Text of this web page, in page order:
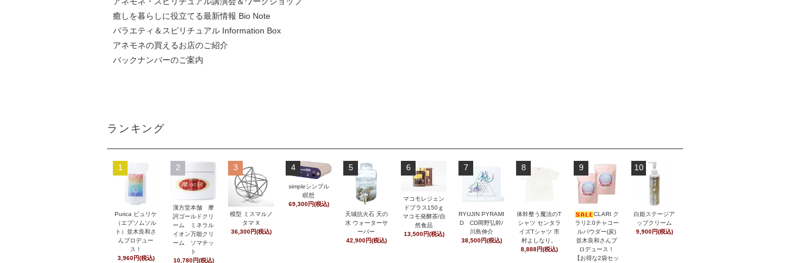
癒しを暮らしに役立てる最新情報 Bio Note
バラエティ＆スピリチュアル Information Box
アネモネの買えるお店のご紹介
バックナンバーのご案内
ランキング
1
Purica ピュリケ
（エプソムソル
ト）並木良和さ
んプロデュー
ス！
3,960円(税込)
2
漢方堂本舗 摩
訶ゴールドクリ
ーム ミネラル
イオン万能クリ
ーム ソマチッ
ト
10,780円(税込)
3
模型 ミスマルノ
タマ X
36,300円(税込)
4
simpleシンプル
瞑想
69,300円(税込)
5
天城抗火石 天の
水 ウォーターサ
ーバー
42,900円(税込)
6
マコモレジェン
ドプラス150ｇ
マコモ発酵茶/自
然食品
13,500円(税込)
7
RYUJIN PYRAMI
D CD岡野弘幹/
川島伸介
38,500円(税込)
8
体幹整う魔法のT
シャツ センタラ
イズTシャツ 市
村よしなり。
8,888円(税込)
9
CLARI ク
ラリ2.0チャコー
ルパウダー(炭)
並木良和さんプ
ロデュース！
【お得な2袋セッ
10
白姫ステージア
ップクリーム
9,900円(税込)